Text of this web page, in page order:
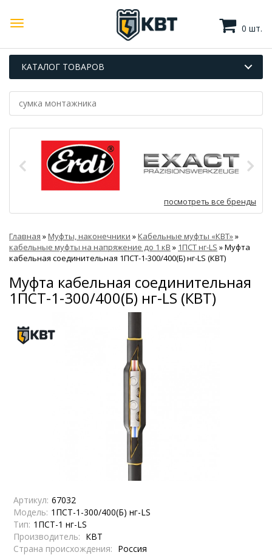
0 шт.
КАТАЛОГ ТОВАРОВ
посмотреть все бренды
Главная »Муфты, наконечники »Кабельные муфты «КВТ»»
кабельные муфты на напряжение до 1 кВ » 1ПСТ нг-LS »Муфта
кабельная соединительная 1ПСТ-1-300/400(Б) нг-LS (КВТ)
Муфта кабельная соединительная
1ПСТ-1-300/400(Б) нг-LS (КВТ)
Артикул: 67032
Модель: 1ПСТ-1-300/400(Б) нг-LS
Тип: 1ПСТ-1 нг-LS
Производитель: КВТ
Страна происхождения: Россия